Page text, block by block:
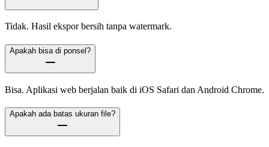
Tidak. Hasil ekspor bersih tanpa watermark.
Apakah bisa di ponsel?
Bisa. Aplikasi web berjalan baik di iOS Safari dan Android Chrome.
Apakah ada batas ukuran file?